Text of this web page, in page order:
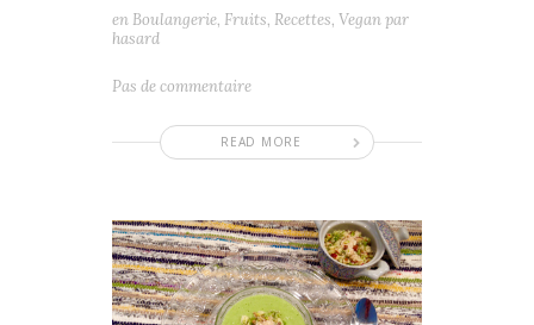
READ MORE
en Boulangerie, Fruits, Recettes, Vegan par
hasard
Pas de commentaire